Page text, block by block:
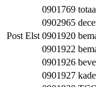
0901769
0902965
Post Elst 0901920
0901922
0901926
0901927